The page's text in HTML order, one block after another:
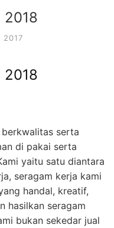
2018
2017
2018
berkwalitas serta
di pakai serta
yaitu satu diantara
seragam kerja kami
handal, kreatif,
hasilkan seragam
bukan sekedar jual